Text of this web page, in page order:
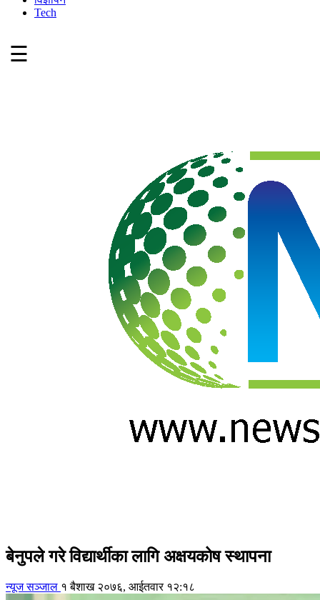
Tech
☰
बेनुपले गरे विद्यार्थीका लागि अक्षयकोष स्थापना
न्यूज सञ्जाल १ बैशाख २०७६, आईतवार १२:१८